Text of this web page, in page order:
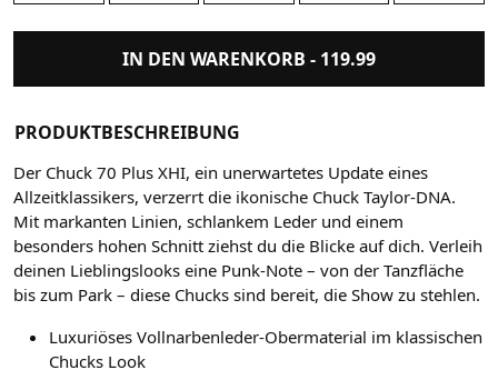
IN DEN WARENKORB - 119.99
PRODUKTBESCHREIBUNG
Der Chuck 70 Plus XHI, ein unerwartetes Update eines
Allzeitklassikers, verzerrt die ikonische Chuck Taylor-DNA.
Mit markanten Linien, schlankem Leder und einem
besonders hohen Schnitt ziehst du die Blicke auf dich. Verleih
deinen Lieblingslooks eine Punk-Note – von der Tanzfläche
bis zum Park – diese Chucks sind bereit, die Show zu stehlen.
Luxuriöses Vollnarbenleder-Obermaterial im klassischen
Chucks Look